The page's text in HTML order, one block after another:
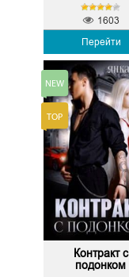
Перейти
1603
Контракт с
подонком